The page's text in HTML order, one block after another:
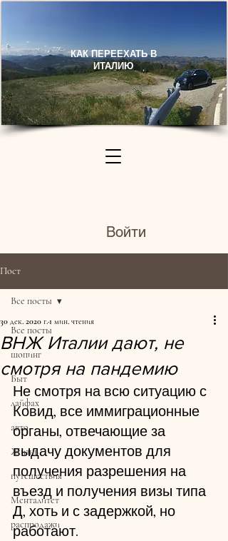
КАК ПЕРЕЕХАТЬ В
ИТАЛИЮ​
Войти
Пост
Все посты
шопинг
Быт
лайфах
авто
Жизнь
путешествия
Менталитет
распродажи
Все посты
ВНЖ Италии дают, не
смотря на пандемию
30 дек. 2020 г. 1 мин. чтения
Не смотря на всю ситуацию с
Ковид, все иммиграционные
органы, отвечающие за
выдачу документов для
получения разрешения на
въезд и получения визы типа
Д, хоть и с задержкой, но
работают.